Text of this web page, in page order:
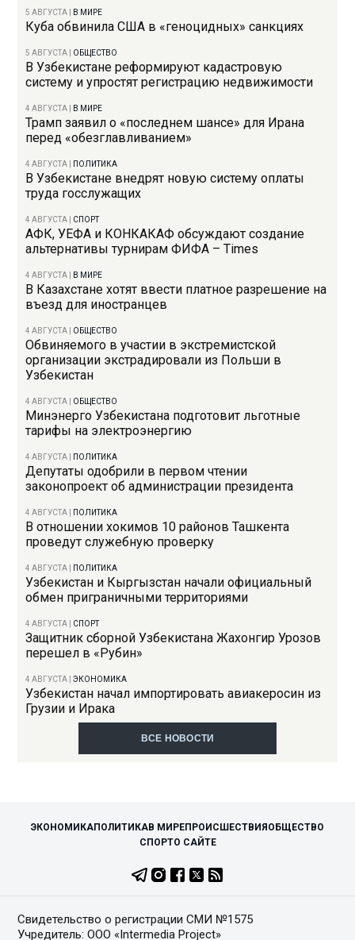
5 АВГУСТА В МИРЕ
Куба обвинила США в «геноцидных» санкциях
5 АВГУСТА ОБЩЕСТВО
В Узбекистане реформируют кадастровую
систему и упростят регистрацию недвижимости
4 АВГУСТА В МИРЕ
Трамп заявил о «последнем шансе» для Ирана
перед «обезглавливанием»
4 АВГУСТА ПОЛИТИКА
В Узбекистане внедрят новую систему оплаты
труда госслужащих
4 АВГУСТА СПОРТ
АФК, УЕФА и КОНКАКАФ обсуждают создание
альтернативы турнирам ФИФА – Times
4 АВГУСТА В МИРЕ
В Казахстане хотят ввести платное разрешение на
въезд для иностранцев
4 АВГУСТА ОБЩЕСТВО
Обвиняемого в участии в экстремистской
организации экстрадировали из Польши в
Узбекистан
4 АВГУСТА ОБЩЕСТВО
Минэнерго Узбекистана подготовит льготные
тарифы на электроэнергию
4 АВГУСТА ПОЛИТИКА
Депутаты одобрили в первом чтении
законопроект об администрации президента
4 АВГУСТА ПОЛИТИКА
В отношении хокимов 10 районов Ташкента
проведут служебную проверку
4 АВГУСТА ПОЛИТИКА
Узбекистан и Кыргызстан начали официальный
обмен приграничными территориями
4 АВГУСТА СПОРТ
Защитник сборной Узбекистана Жахонгир Урозов
перешел в «Рубин»
4 АВГУСТА |ЭКОНОМИКА
Узбекистан начал импортировать авиакеросин из
Грузии и Ирака
ВСЕ НОВОСТИ
ЭКОНОМИКАПОЛИТИКАВ МИРЕПРОИСШЕСТВИЯОБЩЕСТВО
СПОРТО САЙТЕ
Свидетельство о регистрации СМИ №1575
Учредитель: ООО «Intermedia Project»